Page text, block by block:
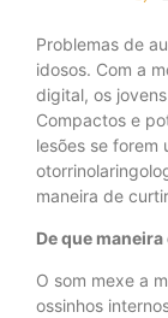
Problemas de
idosos. Com a
digital, os
Compactos e
lesões se forem
maneira de
De que
O som mexe a
ossinhos